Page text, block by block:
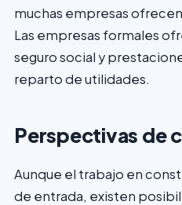
muchas empresas
Las empresas formales
seguro social y
reparto de utilidades.
Perspectivas de
Aunque el trabajo en
de entrada, existen